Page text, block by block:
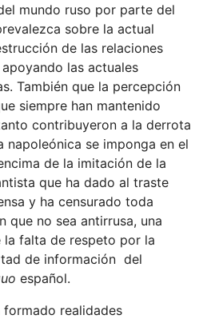
mundo ruso por parte del
sobre la actual
de las relaciones
las actuales
También que la percepción
siempre han mantenido
contribuyeron a la derrota
se imponga en el
de la imitación de la
que ha dado al traste
y ha censurado toda
que no sea antirrusa, una
falta de respeto por la
de información del
español.
formado realidades